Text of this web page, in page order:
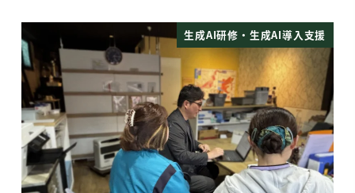
生成AI研修・生成AI導入支援